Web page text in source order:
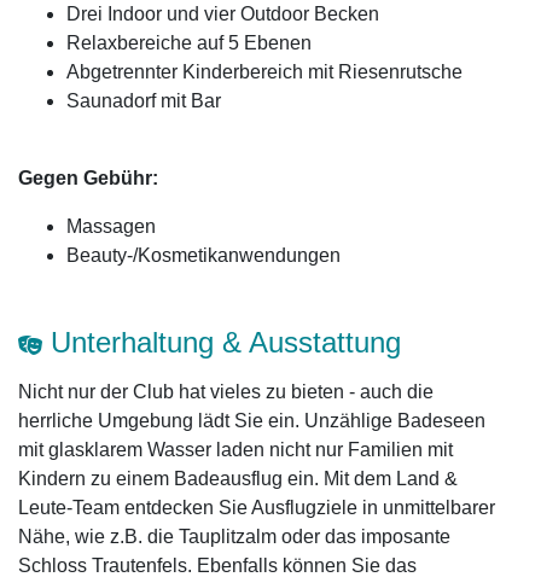
Drei Indoor und vier Outdoor Becken
Relaxbereiche auf 5 Ebenen
Abgetrennter Kinderbereich mit Riesenrutsche
Saunadorf mit Bar
Gegen Gebühr:
Massagen
Beauty-/Kosmetikanwendungen
Unterhaltung & Ausstattung
Nicht nur der Club hat vieles zu bieten - auch die
herrliche Umgebung lädt Sie ein. Unzählige Badeseen
mit glasklarem Wasser laden nicht nur Familien mit
Kindern zu einem Badeausflug ein. Mit dem Land &
Leute-Team entdecken Sie Ausflugziele in unmittelbarer
Nähe, wie z.B. die Tauplitzalm oder das imposante
Schloss Trautenfels. Ebenfalls können Sie das